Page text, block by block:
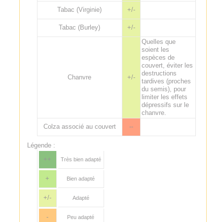
Tabac (Virginie)
+/-
Tabac (Burley) +/-
Chanvre +/-
Quelles que
soient les
espèces de
couvert, éviter les
destructions
tardives (proches
du semis), pour
limiter les effets
dépressifs sur le
chanvre.
Colza associé au couvert
--
Légende :
++
Très bien adapté
+ Bien adapté
+/- Adapté
- Peu adapté